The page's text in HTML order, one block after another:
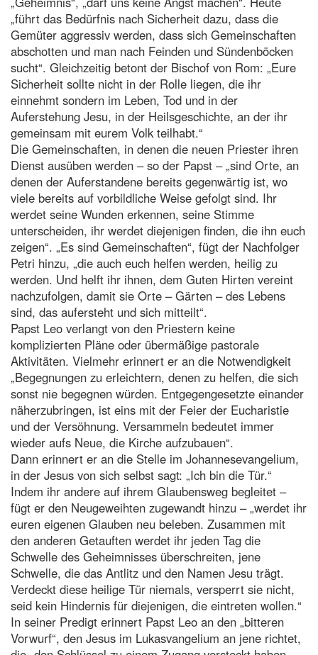
„führt das Bedürfnis nach Sicherheit dazu, dass die
Gemüter aggressiv werden, dass sich Gemeinschaften
abschotten und man nach Feinden und Sündenböcken
sucht“. Gleichzeitig betont der Bischof von Rom: „Eure
Sicherheit sollte nicht in der Rolle liegen, die ihr
einnehmt sondern im Leben, Tod und in der
Auferstehung Jesu, in der Heilsgeschichte, an der ihr
gemeinsam mit eurem Volk teilhabt.“
Die Gemeinschaften, in denen die neuen Priester ihren
Dienst ausüben werden – so der Papst – „sind Orte, an
denen der Auferstandene bereits gegenwärtig ist, wo
viele bereits auf vorbildliche Weise gefolgt sind. Ihr
werdet seine Wunden erkennen, seine Stimme
unterscheiden, ihr werdet diejenigen finden, die ihn euch
zeigen“. „Es sind Gemeinschaften“, fügt der Nachfolger
Petri hinzu, „die auch euch helfen werden, heilig zu
werden. Und helft ihr ihnen, dem Guten Hirten vereint
nachzufolgen, damit sie Orte – Gärten – des Lebens
sind, das aufersteht und sich mitteilt“.
Papst Leo verlangt von den Priestern keine
komplizierten Pläne oder übermäßige pastorale
Aktivitäten. Vielmehr erinnert er an die Notwendigkeit
„Begegnungen zu erleichtern, denen zu helfen, die sich
sonst nie begegnen würden. Entgegengesetzte einander
näherzubringen, ist eins mit der Feier der Eucharistie
und der Versöhnung. Versammeln bedeutet immer
wieder aufs Neue, die Kirche aufzubauen“.
Dann erinnert er an die Stelle im Johannesevangelium,
in der Jesus von sich selbst sagt: „Ich bin die Tür.“
Indem ihr andere auf ihrem Glaubensweg begleitet –
fügt er den Neugeweihten zugewandt hinzu – „werdet ihr
euren eigenen Glauben neu beleben. Zusammen mit
den anderen Getauften werdet ihr jeden Tag die
Schwelle des Geheimnisses überschreiten, jene
Schwelle, die das Antlitz und den Namen Jesu trägt.
Verdeckt diese heilige Tür niemals, versperrt sie nicht,
seid kein Hindernis für diejenigen, die eintreten wollen.“
In seiner Predigt erinnert Papst Leo an den „bitteren
Vorwurf“, den Jesus im Lukasvangelium an jene richtet,